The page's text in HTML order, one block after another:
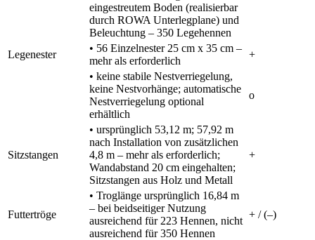
eingestreutem Boden (realisierbar
durch ROWA Unterlegplane) und
Beleuchtung – 350 Legehennen
Legenester
• 56 Einzelnester 25 cm x 35 cm –
mehr als erforderlich
+
• keine stabile Nestverriegelung,
keine Nestvorhänge; automatische
Nestverriegelung optional
erhältlich
o
Sitzstangen
• ursprünglich 53,12 m; 57,92 m
nach Installation von zusätzlichen
4,8 m – mehr als erforderlich;
Wandabstand 20 cm eingehalten;
Sitzstangen aus Holz und Metall
+
Futtertröge
• Troglänge ursprünglich 16,84 m
– bei beidseitiger Nutzung
ausreichend für 223 Hennen, nicht
ausreichend für 350 Hennen
+ / (–)